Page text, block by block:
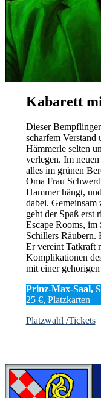
Kabarett
Dieser
scharfem
Hämmerle selten
verlegen. Im
alles im grünen
Oma Frau
Hammer hängt,
dabei.
geht der Spaß erst
Escape Rooms,
Schillers Räubern.
Er vereint Tatkraft
Komplikationen
mit einer
Prinz-Max-Saal,
25 €, Platzkarten
Platzwahl /Tickets